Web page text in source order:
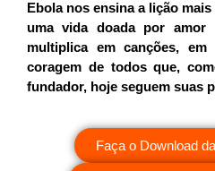
Ebola nos ensina a lição
uma vida doada por amor
multiplica em canções,
coragem de todos que,
fundador, hoje seguem suas
Faça o Download